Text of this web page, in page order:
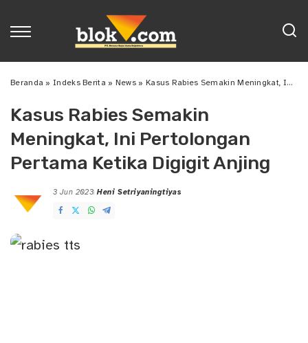
Beranda »Indeks Berita » News » Kasus Rabies Semakin Meningkat, Ini Pertolongan Pertama Ketika Digigit Anjing
Kasus Rabies Semakin
Meningkat, Ini Pertolongan
Pertama Ketika Digigit Anjing
3 Jun 2023
Posted
by
Heni Setriyaningtiyas